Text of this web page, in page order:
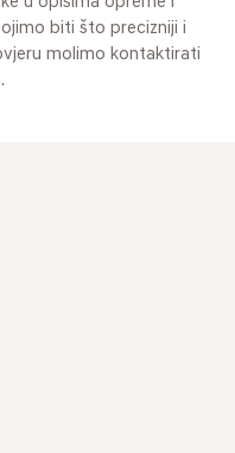
biti što precizniji i
molimo kontaktirati